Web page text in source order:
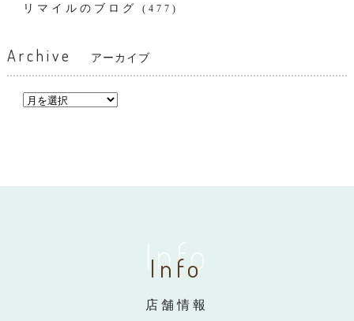
リマイルのブログ (477)
Archive アーカイブ
Info
Info
店舗情報